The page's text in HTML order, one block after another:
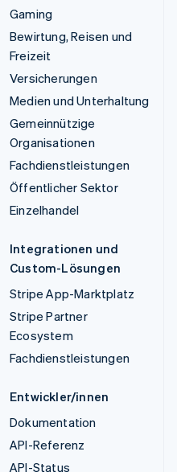
Gaming
Bewirtung, Reisen und
Freizeit
Versicherungen
Medien und Unterhaltung
Gemeinnützige
Organisationen
Fachdienstleistungen
Öffentlicher Sektor
Einzelhandel
Integrationen und
Custom-Lösungen
Stripe App-Marktplatz
Stripe Partner
Ecosystem
Fachdienstleistungen
Entwickler/innen
Dokumentation
API-Referenz
API-Status